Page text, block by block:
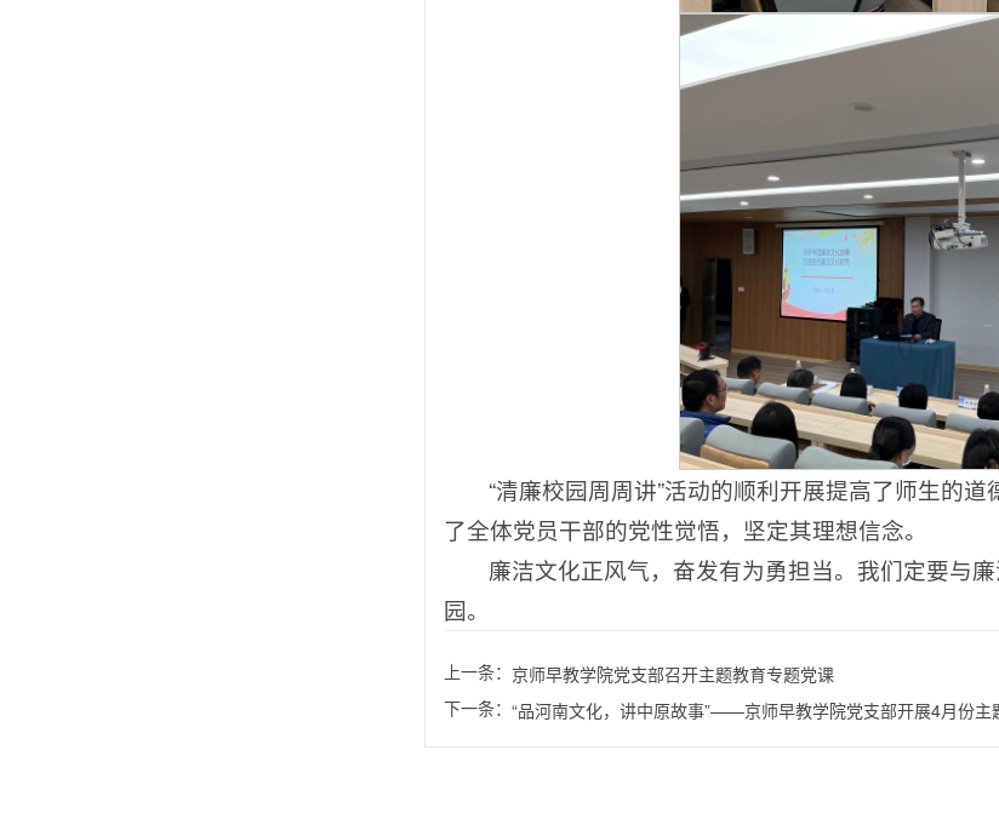
“清廉校园周周讲”活动的顺利开展提高了师生的
了全体党员干部的党性觉悟，坚定其理想信念。
廉洁文化正风气，奋发有为勇担当。我们定要与
园。
上一条： 京师早教学院党支部召开主题教育专题党课
下一条： “品河南文化，讲中原故事”——京师早教学院党支部开展4月份主